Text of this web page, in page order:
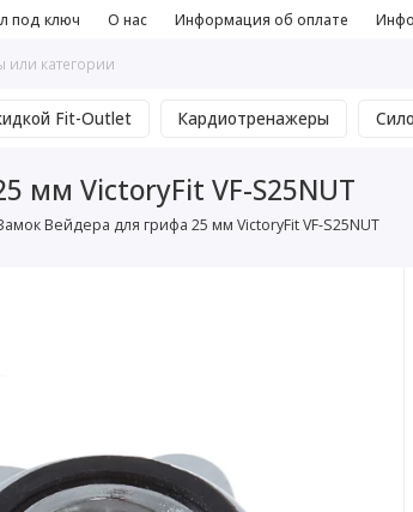
под ключ О нас Информация об оплате
Fit-Outlet Кардиотренажеры
мм VictoryFit VF-S25NUT
Вейдера для грифа 25 мм VictoryFit VF-S25NUT